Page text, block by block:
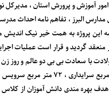
امور آموزش و پرورش استان ،
احداث مدرسه ۱۲ کلاسه خیری در منطقه باغستان شهرستان کرج به امضا
این پروژه به همت خیر نیک اندیش
گردید و قرار است عملیات